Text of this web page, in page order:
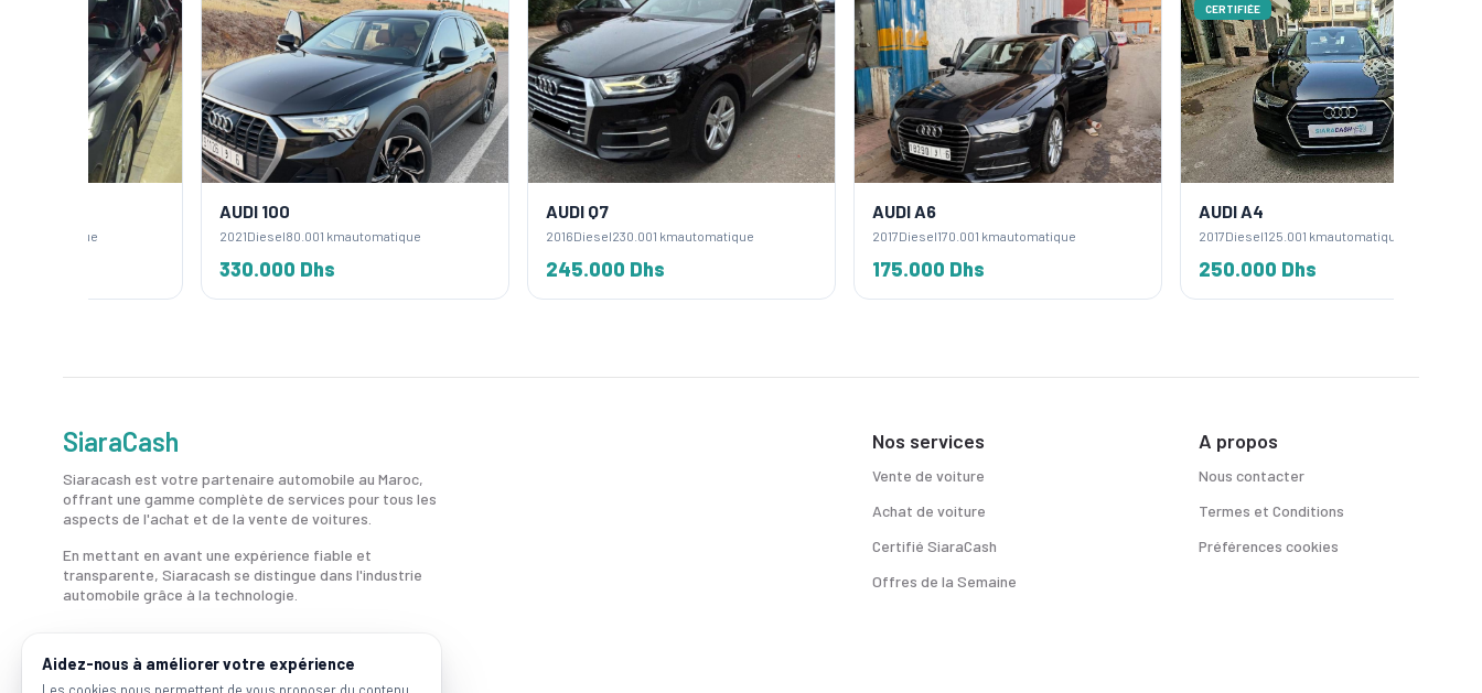
80.001 kmautomatique
330.000 Dhs
230.001 kmautomatique
245.000 Dhs
170.001 kmautomatique
175.000 Dhs
CERTIFIÉE
125.001 kmautomatique
250.000 Dhs
SiaraCash
Siaracash est votre partenaire automobile au Maroc,
offrant une gamme complète de services pour tous les
aspects de l'achat et de la vente de voitures.
En mettant en avant une expérience fiable et
transparente, Siaracash se distingue dans l'industrie
automobile grâce à la technologie.
Nos services
Vente de voiture
Achat de voiture
Certifié SiaraCash
Offres de la Semaine
A propos
Nous contacter
Termes et Conditions
Préférences cookies
Aidez-nous à améliorer votre expérience